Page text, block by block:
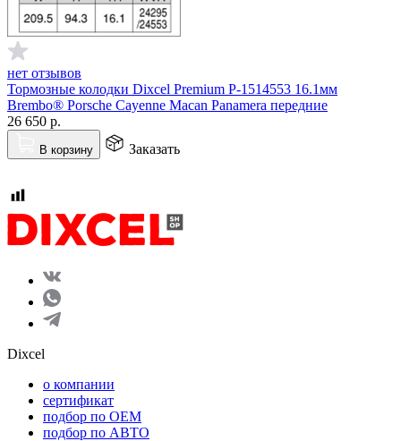
нет отзывов
Тормозные колодки Dixcel Premium P-1514553 16.1мм
Brembo® Porsche Cayenne Macan Panamera передние
26 650 р.
В корзину Заказать
Dixcel
o компании
сертификат
подбор по OEM
подбор по АВТО